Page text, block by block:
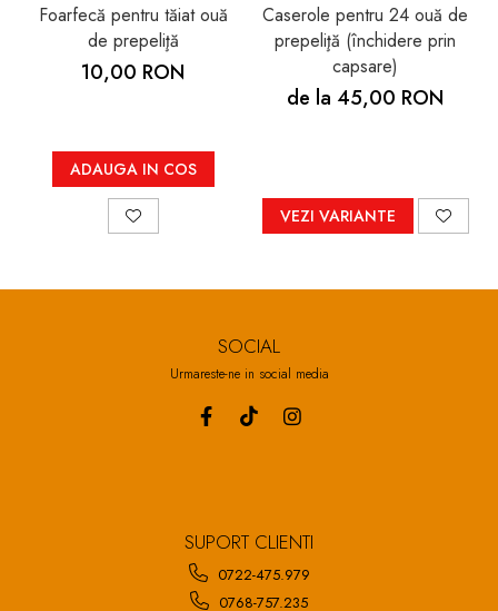
Foarfecă pentru tăiat ouă
de prepeliţă
10,00 RON
ADAUGA IN COS
Caserole pentru 24 ouă de
prepeliţă (închidere prin
capsare)
de la 45,00 RON
VEZI VARIANTE
SOCIAL
Urmareste-ne in social media
SUPORT CLIENTI
0722-475.979
0768-757.235